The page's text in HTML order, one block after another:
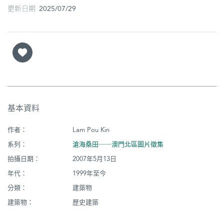
更新日期 2025/07/29
基本資料
作者：
Lam Pou Kin
系列：
滄海桑田──澳門北區圖片徵集
拍攝日期：
2007年5月13日
年代：
1999年至今
分類：
建築物
建築物：
歷史建築